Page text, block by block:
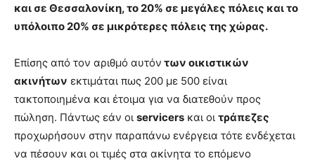
και σε Θεσσαλονίκη, το 20% σε μεγάλες πόλεις και το
υπόλοιπο 20% σε μικρότερες πόλεις της χώρας.
Επίσης από τον αριθμό αυτόν των οικιστικών
ακινήτων εκτιμάται πως 200 με 500 είναι
τακτοποιημένα και έτοιμα για να διατεθούν προς
πώληση. Πάντως εάν οι servicers και οι τράπεζες
προχωρήσουν στην παραπάνω ενέργεια τότε ενδέχεται
να πέσουν και οι τιμές στα ακίνητα το επόμενο